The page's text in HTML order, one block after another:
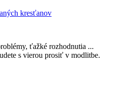
ťažké rozhodnutia ...
s vierou prosiť v modlitbe.